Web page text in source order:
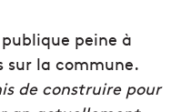
peine à
sur la commune.
de construire pour